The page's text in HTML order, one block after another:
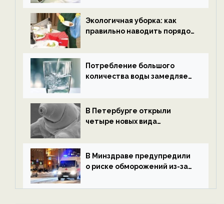
ECOportal
Экологичная уборка: как
правильно наводить порядок
Потребление большого
количества воды замедляет
В Петербурге открыли
четыре новых вида
экологии на ECOportal
В Минздраве предупредили
о риске обморожений из-за
на ECOportal